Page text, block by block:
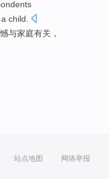
child.
与家庭有关，
站点地图 网络举报